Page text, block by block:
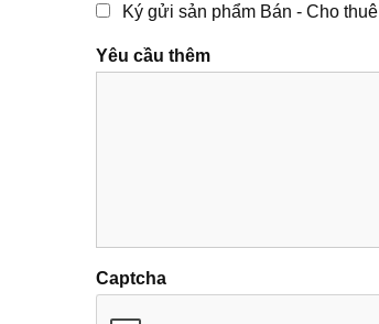
Ký gửi sản phẩm Bán - Cho thuê
Yêu cầu thêm
Captcha